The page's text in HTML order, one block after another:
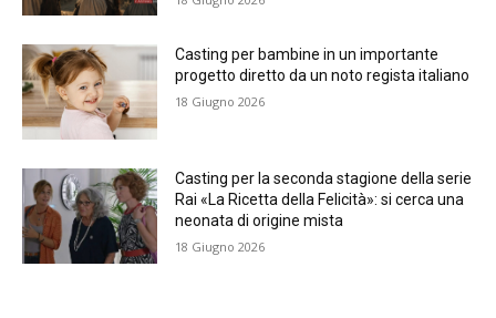
Casting per bambine in un importante
progetto diretto da un noto regista italiano
18 Giugno 2026
Casting per la seconda stagione della serie
Rai «La Ricetta della Felicità»: si cerca una
neonata di origine mista
18 Giugno 2026